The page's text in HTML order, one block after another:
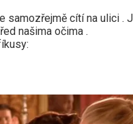
samozřejmě cítí na ulici .
našima očima .